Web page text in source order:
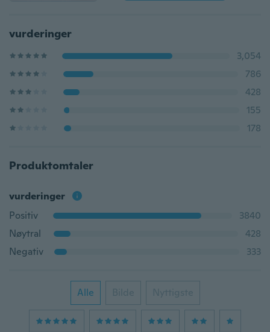
vurderinger
3,054
786
428
155
178
Produktomtaler
vurderinger
Positiv
3840
Nøytral
428
Negativ
333
Alle Bilde Nyttigste